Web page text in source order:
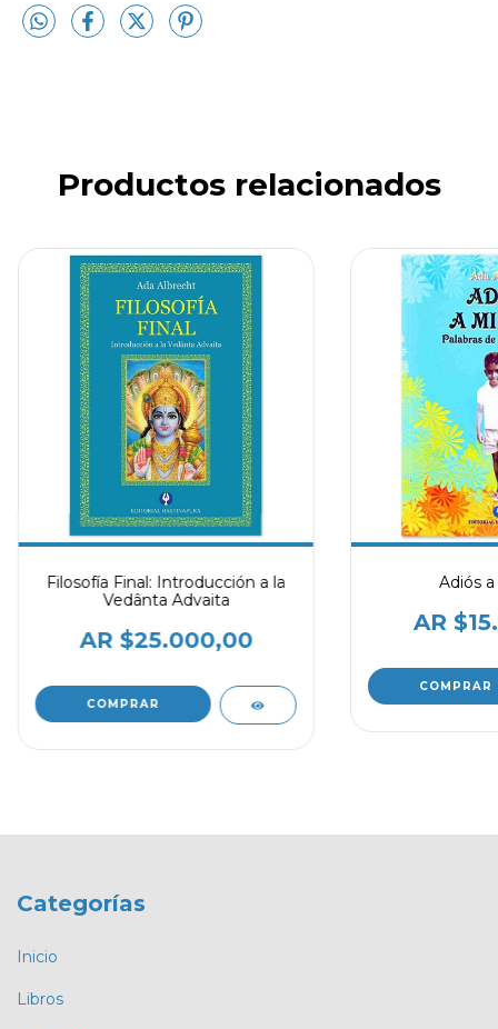
Productos relacionados
Filosofía Final: Introducción a la
Vedânta Advaita
$25.000,00
Adiós
Categorías
Inicio
Libros